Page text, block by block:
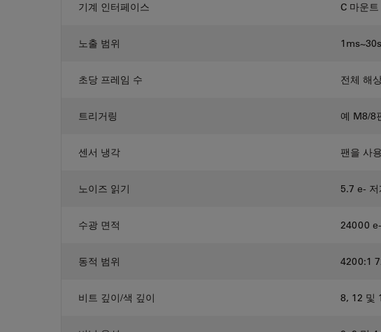
기계 인터페이스 C 마운트
노출 범위 1ms~30s
초당 프레임 수 전체 해
트리거링 예 M8/8
센서 냉각 팬을 사
노이즈 읽기 5.7 e-
수광 면적 24000
동적 범위 4200:1
비트 깊이/색 깊이 8, 12 및